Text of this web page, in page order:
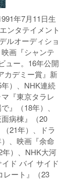
年7月11日生
ンタテイメント
ルオーディショ
画『シャンテ
ュー。16年公開
カデミー賞』新
）、NHK連続
『東京タラレ
』（18年）、
病棟』（20
21年）、ドラ
、映画『余命
年）、NHK大河
ド バイ サイド
レート』（23